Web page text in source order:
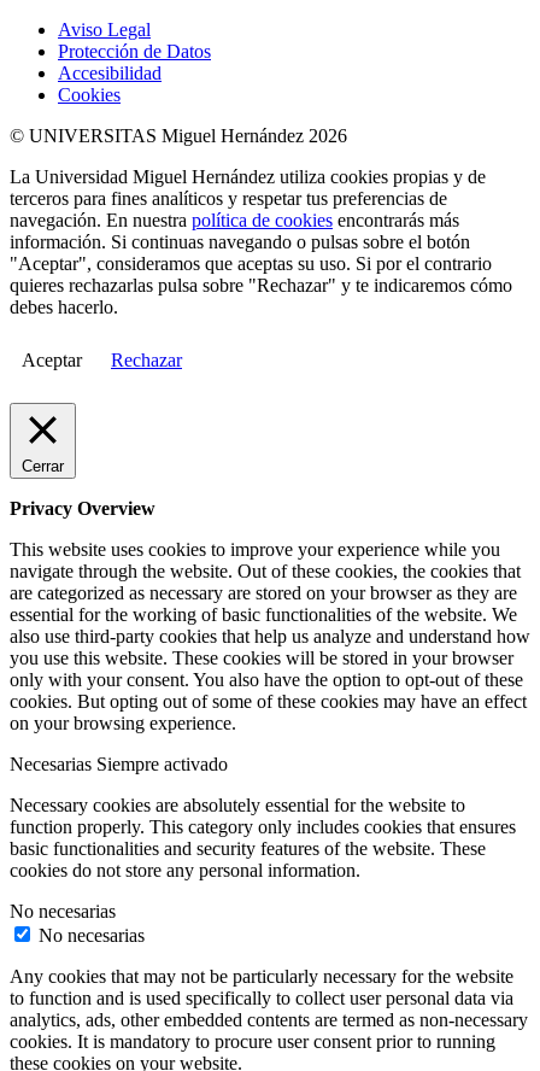
Aviso Legal
Protección de Datos
Accesibilidad
Cookies
© UNIVERSITAS Miguel Hernández 2026
La Universidad Miguel Hernández utiliza cookies propias y de
terceros para fines analíticos y respetar tus preferencias de
navegación. En nuestra política de cookies encontrarás más
información. Si continuas navegando o pulsas sobre el botón
"Aceptar", consideramos que aceptas su uso. Si por el contrario
quieres rechazarlas pulsa sobre "Rechazar" y te indicaremos cómo
debes hacerlo.
Aceptar Rechazar
Cerrar
Privacy Overview
This website uses cookies to improve your experience while you
navigate through the website. Out of these cookies, the cookies that
are categorized as necessary are stored on your browser as they are
essential for the working of basic functionalities of the website. We
also use third-party cookies that help us analyze and understand how
you use this website. These cookies will be stored in your browser
only with your consent. You also have the option to opt-out of these
cookies. But opting out of some of these cookies may have an effect
on your browsing experience.
Necesarias Siempre activado
Necessary cookies are absolutely essential for the website to
function properly. This category only includes cookies that ensures
basic functionalities and security features of the website. These
cookies do not store any personal information.
No necesarias
No necesarias
Any cookies that may not be particularly necessary for the website
to function and is used specifically to collect user personal data via
analytics, ads, other embedded contents are termed as non-necessary
cookies. It is mandatory to procure user consent prior to running
these cookies on your website.